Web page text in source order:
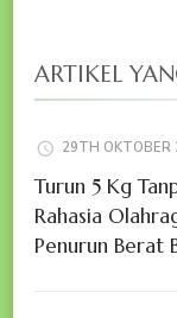
ARTIKEL
29TH OKTOBER
Turun 5 Kg
Rahasia
Penurun Berat